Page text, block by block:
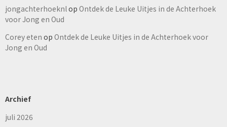
jongachterhoeknlop Ontdek de Leuke Uitjes in de Achterhoek
voor Jong en Oud
Corey eten op Ontdek de Leuke Uitjes in de Achterhoek voor
Jong en Oud
Archief
juli 2026